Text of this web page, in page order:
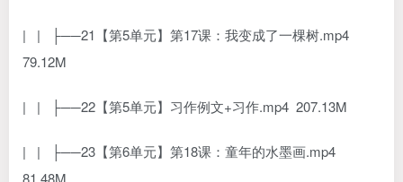
| | ├──21【第5单元】第17课：我变成了一棵树.mp4
79.12M
| | ├──22【第5单元】习作例文+习作.mp4 207.13M
| | ├──23【第6单元】第18课：童年的水墨画.mp4
81.48M